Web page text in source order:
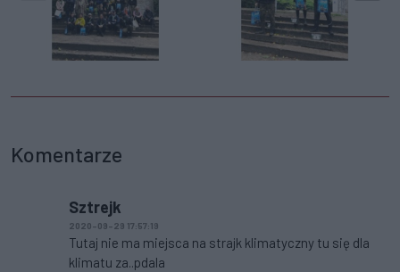
Komentarze
Sztrejk
2020-09-29 17:57:19
Tutaj nie ma miejsca na strajk klimatyczny tu się dla
klimatu za..pdala